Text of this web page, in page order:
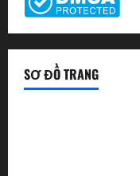
SƠ ĐỒ TRANG